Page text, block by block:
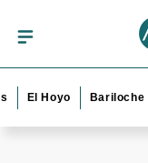
El Hoyo Bariloche